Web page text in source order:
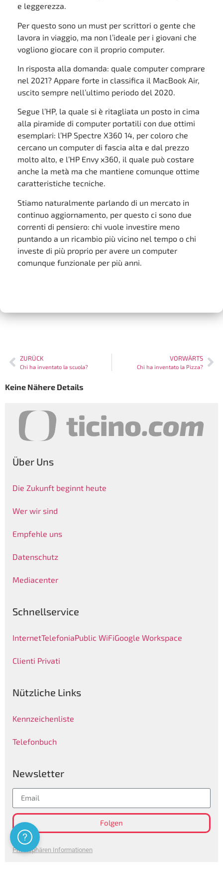
e leggerezza.
Per questo sono un must per scrittori o gente che
lavora in viaggio, ma non l’ideale per i giovani che
vogliono giocare con il proprio computer.
In risposta alla domanda: quale computer comprare
nel 2021? Appare forte in classifica il MacBook Air,
uscito sempre nell’ultimo periodo del 2020.
Segue l’HP, la quale si è ritagliata un posto in cima
alla piramide di computer portatili con due ottimi
esemplari: l’HP Spectre X360 14, per coloro che
cercano un computer di fascia alta e dal prezzo
molto alto, e l’HP Envy x360, il quale può costare
anche la metà ma che mantiene comunque ottime
caratteristiche tecniche.
Stiamo naturalmente parlando di un mercato in
continuo aggiornamento, per questo ci sono due
correnti di pensiero: chi vuole investire meno
puntando a un ricambio più vicino nel tempo o chi
investe di più proprio per avere un computer
comunque funzionale per più anni.
ZURÜCK
Chi ha inventato la scuola?
VORWÄRTS
Chi ha inventato la Pizza?
Keine Nähere Details
Über Uns
Die Zukunft beginnt heute
Wer wir sind
Empfehle uns
Datenschutz
Mediacenter
Schnellservice
InternetTelefoniaPublic WiFiGoogle Workspace
Clienti Privati
Nützliche Links
Kennzeichenliste
Telefonbuch
Newsletter
Folgen
Privatsphären Informationen